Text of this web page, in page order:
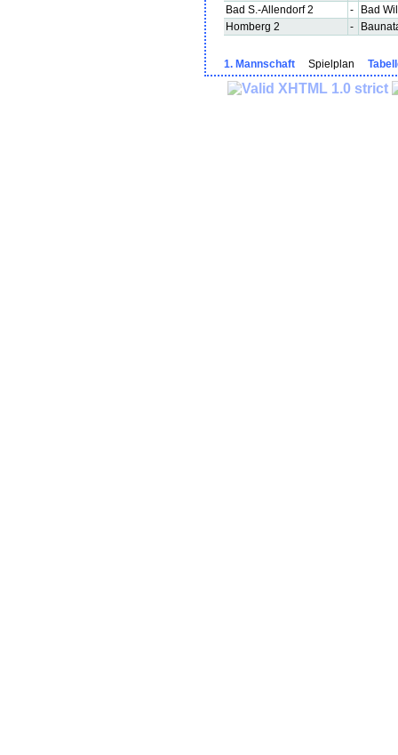
Bad S.-Allendorf 2
-
Bad
Homberg 2
-
1. Mannschaft Spielplan